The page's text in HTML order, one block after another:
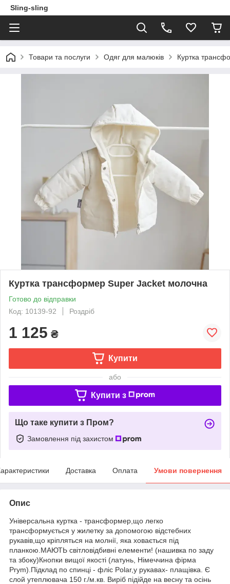
Sling-sling
Товари та послуги Одяг для малюків Куртка
Куртка трансформер Super Jacket молочна
Готово до відправки
Код: 10139-92
Роздріб
1 125 ₴
Купити
або
Купити з
Що таке купити з Пром?
Замовлення під захистом
Доставка Оплата Умови повернення
Опис
Універсальна куртка - трансформер,що легко
трансформується у жилетку за допомогою відстебних
рукавів,що кріпляться на молнії, яка ховається під
планкою.МАЮТЬ світловідбивні елементи! (нашивка по заду
та збоку)Кнопки вищої якості (латунь, Німеччина фірма
Prym).Підклад по спинці - фліс Polar,у рукавах- плащівка. Є
слой утеплювача 150 г./м.кв. Виріб підійде на весну та осінь